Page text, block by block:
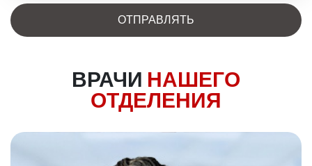
ВРАЧИ НАШЕГО
ОТДЕЛЕНИЯ